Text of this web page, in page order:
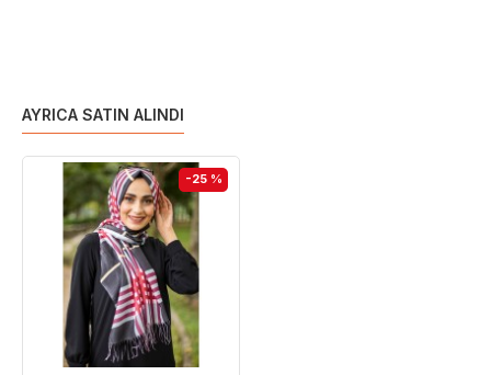
AYRICA SATIN ALINDI
-25 %